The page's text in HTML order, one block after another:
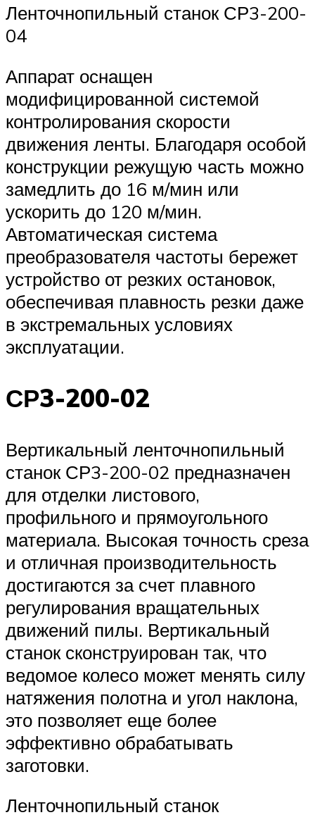
Ленточнопильный станок СР3-200-
04
Аппарат оснащен
модифицированной системой
контролирования скорости
движения ленты. Благодаря особой
конструкции режущую часть можно
замедлить до 16 м/мин или
ускорить до 120 м/мин.
Автоматическая система
преобразователя частоты бережет
устройство от резких остановок,
обеспечивая плавность резки даже
в экстремальных условиях
эксплуатации.
СР3-200-02
Вертикальный ленточнопильный
станок СР3-200-02 предназначен
для отделки листового,
профильного и прямоугольного
материала. Высокая точность среза
и отличная производительность
достигаются за счет плавного
регулирования вращательных
движений пилы. Вертикальный
станок сконструирован так, что
ведомое колесо может менять силу
натяжения полотна и угол наклона,
это позволяет еще более
эффективно обрабатывать
заготовки.
Ленточнопильный станок